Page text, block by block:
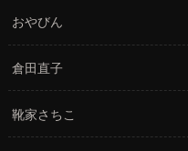
おやびん
倉田直子
靴家さちこ